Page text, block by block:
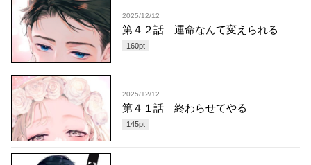
2025/12/12
第４２話 運命なんて変えられる
160pt
2025/12/12
第４１話 終わらせてやる
145pt